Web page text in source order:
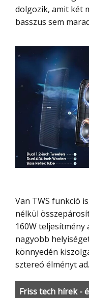
dolgozik, amit két
basszus sem
Van TWS funkció is, amivel két hangfal vezeték
nélkül
160W teljesítmény
nagyobb
könnyedén
sztereó élményt ad.
Friss tech hírek -